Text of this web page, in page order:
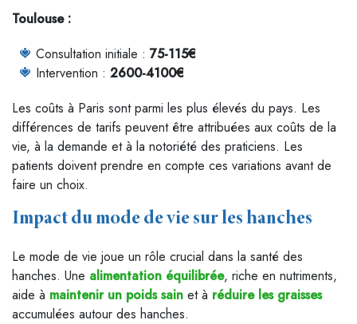
Toulouse :
Consultation initiale : 75-115€
Intervention : 2600-4100€
Les coûts à Paris sont parmi les plus élevés du pays. Les
différences de tarifs peuvent être attribuées aux coûts de la
vie, à la demande et à la notoriété des praticiens. Les
patients doivent prendre en compte ces variations avant de
faire un choix.
Impact du mode de vie sur les hanches
Le mode de vie joue un rôle crucial dans la santé des
hanches. Une alimentation équilibrée, riche en nutriments,
aide à maintenir un poids sain et à réduire les graisses
accumulées autour des hanches.